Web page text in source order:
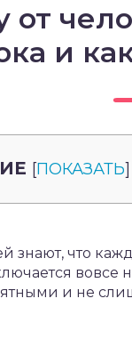
от
и
[ПОКАЗАТЬ]
знают, что
и не